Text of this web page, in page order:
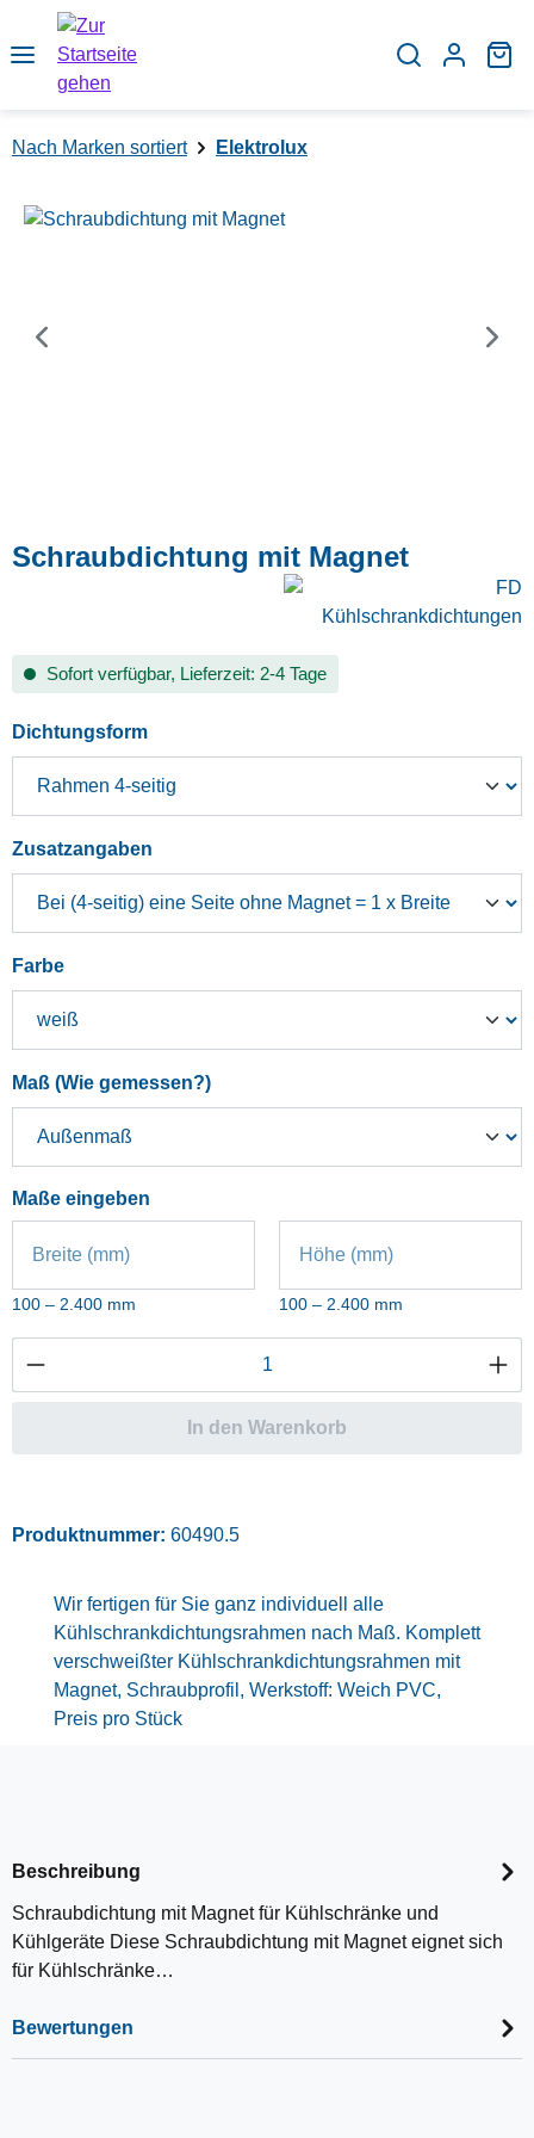
Zum Hauptinhalt springen
Nach Marken sortiert Elektrolux
Bildergalerie überspringen
Schraubdichtung mit Magnet
Sofort verfügbar, Lieferzeit: 2-4 Tage
Dichtungsformauswählen
Zusatzangaben
Farbeauswählen
Maß (Wie gemessen?)auswählen
Maße eingeben
Breite (mm)
100 – 2.400 mm
Höhe (mm)
100 – 2.400 mm
Produkt Anzahl: Gib den gewünschten
In den Warenkorb
Produktnummer: 60490.5
Wir fertigen für Sie ganz individuell alle
Kühlschrankdichtungsrahmen nach Maß. Komplett
verschweißter Kühlschrankdichtungsrahmen mit
Magnet, Schraubprofil, Werkstoff: Weich PVC,
Preis pro Stück
Beschreibung
Schraubdichtung mit Magnet für Kühlschränke und
Kühlgeräte Diese Schraubdichtung mit Magnet eignet sich
für Kühlschränke…
Bewertungen